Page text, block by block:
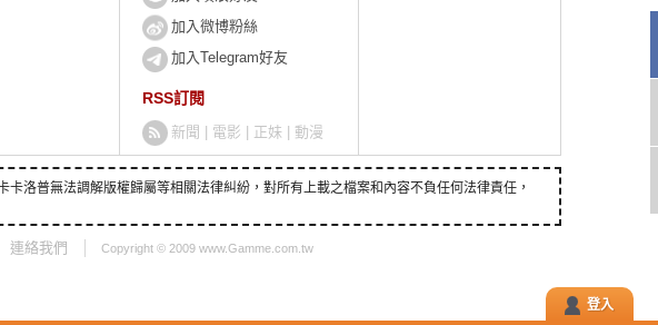
加入微博粉絲
加入Telegram好友
RSS訂閱
新聞 電影 正妹 動漫
洛普無法調解版權歸屬等相關法律糾紛，對所有上載之檔案和內容不負任何法律責任，
連絡我們 Copyright © 2009 www.Gamme.com.tw
登入